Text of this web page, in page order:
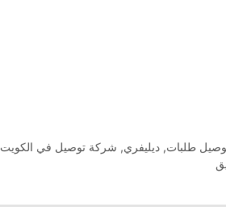
طلبات, ديليفري, شركة توصيل في الكويت